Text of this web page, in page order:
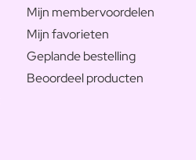
Mijn membervoordelen
Mijn favorieten
Geplande bestelling
Beoordeel producten